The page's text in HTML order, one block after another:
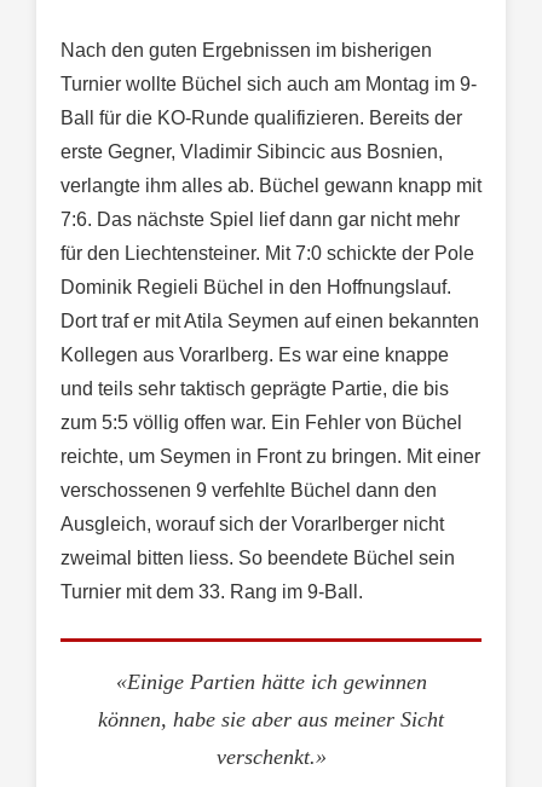
Nach den guten Ergebnissen im bisherigen
Turnier wollte Büchel sich auch am Montag im 9-
Ball für die KO-Runde qualifizieren. Bereits der
erste Gegner, Vladimir Sibincic aus Bosnien,
verlangte ihm alles ab. Büchel gewann knapp mit
7:6. Das nächste Spiel lief dann gar nicht mehr
für den Liechtensteiner. Mit 7:0 schickte der Pole
Dominik Regieli Büchel in den Hoffnungslauf.
Dort traf er mit Atila Seymen auf einen bekannten
Kollegen aus Vorarlberg. Es war eine knappe
und teils sehr taktisch geprägte Partie, die bis
zum 5:5 völlig offen war. Ein Fehler von Büchel
reichte, um Seymen in Front zu bringen. Mit einer
verschossenen 9 verfehlte Büchel dann den
Ausgleich, worauf sich der Vorarlberger nicht
zweimal bitten liess. So beendete Büchel sein
Turnier mit dem 33. Rang im 9-Ball.
«Einige Partien hätte ich gewinnen
können, habe sie aber aus meiner Sicht
verschenkt.»